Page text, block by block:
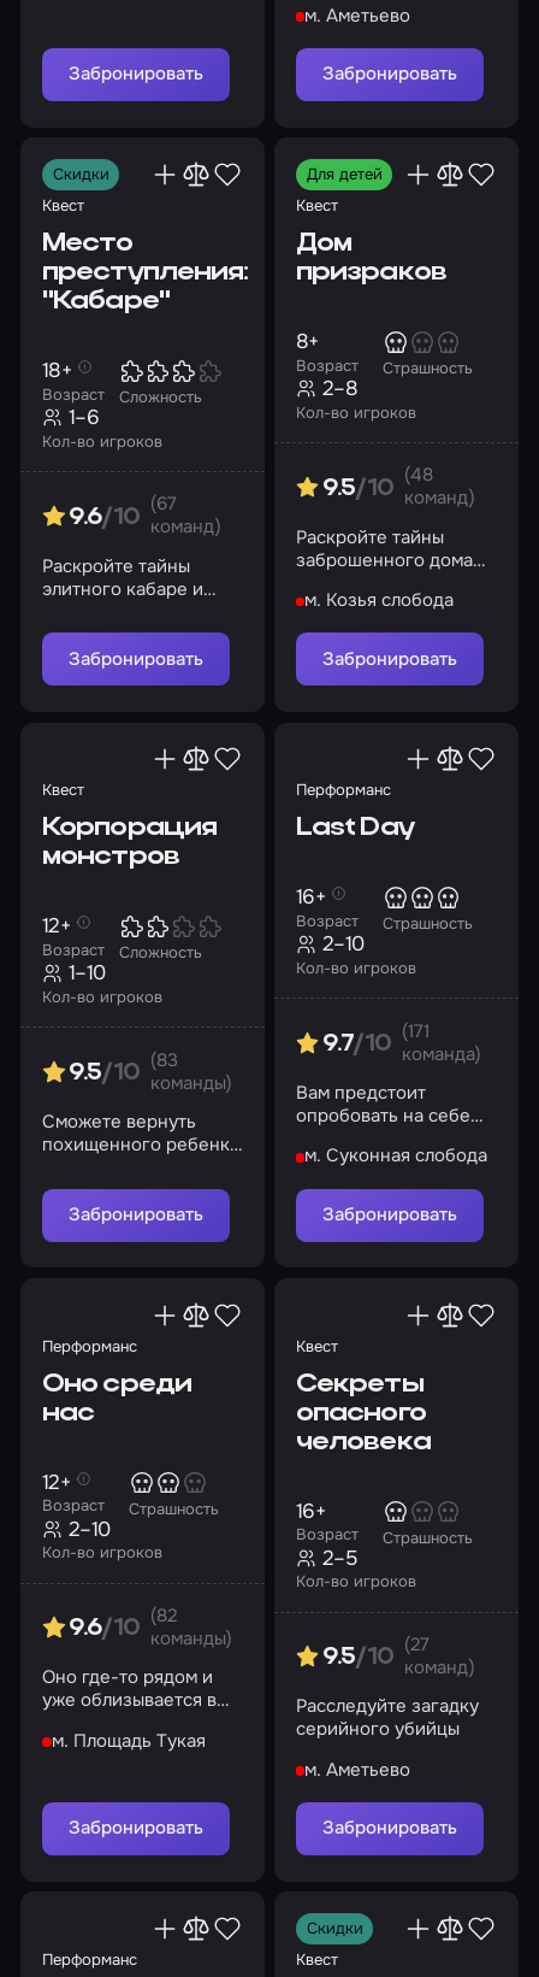
Забронировать
друга?
м. Аметьево
Забронировать
Скидки
Квест
Место
преступления:
"Кабаре"
Возраст
18+
Сложность
Кол-во игроков
1–6
9.6/10
(67
команд)
Раскройте тайны
элитного кабаре и
Забронировать
Для детей
Квест
Дом
призраков
Возраст
8+
Страшность
Кол-во игроков
2–8
9.5/10
(48
команд)
Раскройте тайны
заброшенного дома
м. Козья слобода
Забронировать
Квест
Корпорация
монстров
Возраст
12+
Сложность
Кол-во игроков
1–10
9.5/10
(83
команды)
Сможете вернуть
похищенного ребенка
Забронировать
Перформанс
Last Day
Возраст
16+
Страшность
Кол-во игроков
2–10
9.7/10
(171
команда)
Вам предстоит
опробовать на себе
испытали несчастные
жертвы братьев
Баррелл
м. Суконная слобода
Забронировать
Перформанс
Оно среди
нас
Возраст
12+
Страшность
Кол-во игроков
2–10
9.6/10
(82
команды)
Оно где-то рядом и
уже облизывается в
Поиграем?
м. Площадь Тукая
Забронировать
Квест
Секреты
опасного
человека
Возраст
16+
Страшность
Кол-во игроков
2–5
9.5/10
(27
команд)
Расследуйте загадку
серийного убийцы
м. Аметьево
Забронировать
Перформанс
Скидки
Квест